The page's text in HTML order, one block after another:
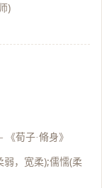
)
《荀子·脩身》
弱，宽柔);儒懦(柔